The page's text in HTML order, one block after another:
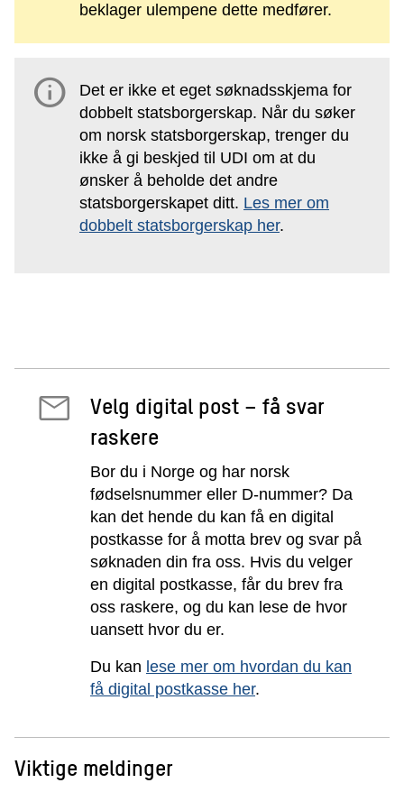
beklager ulempene dette medfører.
info
Det er ikke et eget søknadsskjema for
dobbelt statsborgerskap. Når du søker
om norsk statsborgerskap, trenger du
ikke å gi beskjed til UDI om at du
ønsker å beholde det andre
statsborgerskapet ditt. Les mer om
dobbelt statsborgerskap her.
Velg digital post – få svar
raskere
Bor du i Norge og har norsk
fødselsnummer eller D-nummer? Da
kan det hende du kan få en digital
postkasse for å motta brev og svar på
søknaden din fra oss. Hvis du velger
en digital postkasse, får du brev fra
oss raskere, og du kan lese de hvor
uansett hvor du er.
Du kan lese mer om hvordan du kan
få digital postkasse her.
Viktige meldinger